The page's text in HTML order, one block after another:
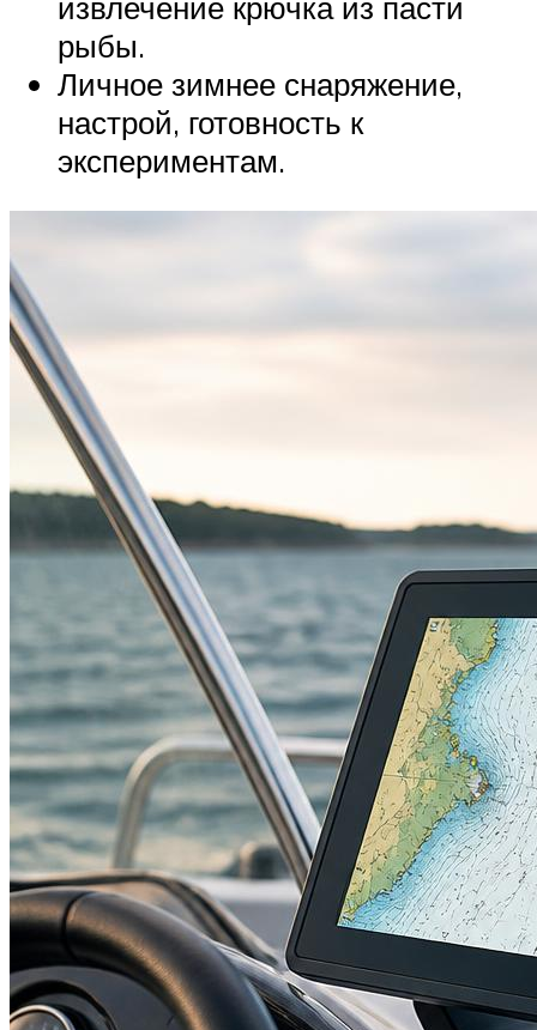
извлечение крючка из пасти
рыбы.
Личное зимнее снаряжение,
настрой, готовность к
экспериментам.